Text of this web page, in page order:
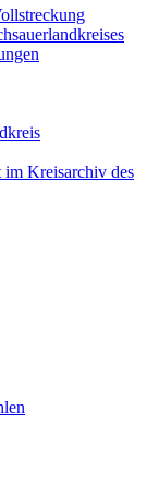
Kreisarchiv des